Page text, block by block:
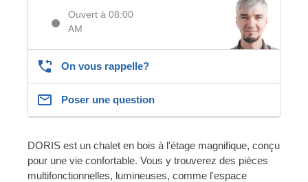
Ouvert à 08:00
AM
On vous rappelle?
Poser une question
DORIS est un chalet en bois à l'étage magnifique, conçu
pour une vie confortable. Vous y trouverez des pièces
multifonctionnelles, lumineuses, comme l'espace